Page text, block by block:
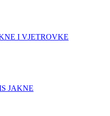
I VJETROVKE
JAKNE